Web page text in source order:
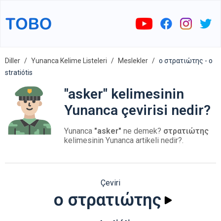
Diller Yunanca Kelime Listeleri Meslekler
ο στρατιώτης - o
stratiótis
"asker" kelimesinin
Yunanca çevirisi nedir?
Yunanca "asker" ne demek? στρατιώτης
kelimesinin Yunanca artikeli nedir?.
Çeviri
ο στρατιώτης